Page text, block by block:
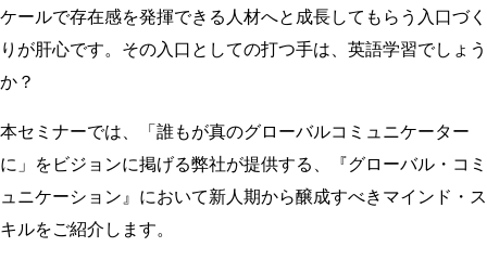
ケールで存在感を発揮できる人材へと成長してもらう入口づく
りが肝心です。その入口としての打つ手は、英語学習でしょう
か？
本セミナーでは、「誰もが真のグローバルコミュニケーター
に」をビジョンに掲げる弊社が提供する、『グローバル・コミ
ュニケーション』において新人期から醸成すべきマインド・ス
キルをご紹介します。